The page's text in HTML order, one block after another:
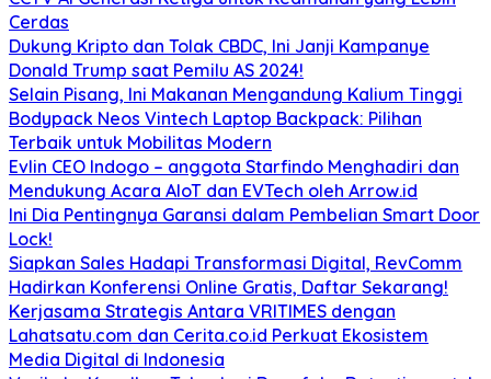
Cerdas
Dukung Kripto dan Tolak CBDC, Ini Janji Kampanye
Donald Trump saat Pemilu AS 2024!
Selain Pisang, Ini Makanan Mengandung Kalium Tinggi
Bodypack Neos Vintech Laptop Backpack: Pilihan
Terbaik untuk Mobilitas Modern
Evlin CEO Indogo – anggota Starfindo Menghadiri dan
Mendukung Acara AIoT dan EVTech oleh Arrow.id
Ini Dia Pentingnya Garansi dalam Pembelian Smart Door
Lock!
Siapkan Sales Hadapi Transformasi Digital, RevComm
Hadirkan Konferensi Online Gratis, Daftar Sekarang!
Kerjasama Strategis Antara VRITIMES dengan
Lahatsatu.com dan Cerita.co.id Perkuat Ekosistem
Media Digital di Indonesia